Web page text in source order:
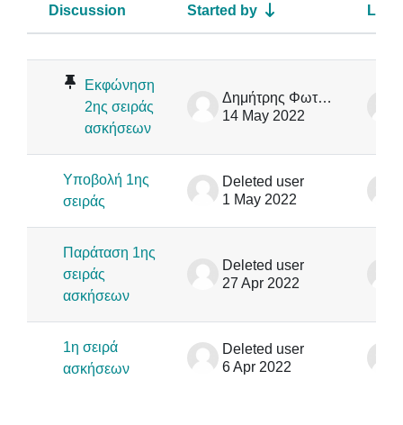
Status
Discussion Started by Last
Εκφώνηση
2ης σειράς
ασκήσεων
Δημήτρης Φωτάκης
14 May 2022
Υποβολή 1ης
σειράς
Deleted user
1 May 2022
Παράταση 1ης
σειράς
ασκήσεων
Deleted user
27 Apr 2022
1η σειρά
ασκήσεων
Deleted user
6 Apr 2022